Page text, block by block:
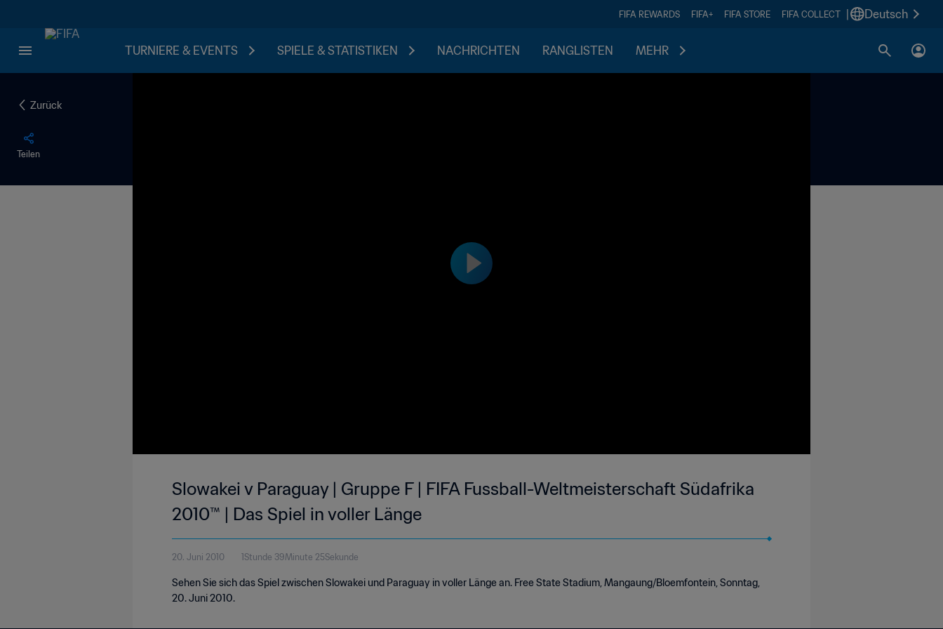
FIFA REWARDS FIFA+ FIFA STORE FIFA COLLECT Deutsch
TURNIERE & EVENTS SPIELE & STATISTIKEN NACHRICHTEN RANGLISTEN MEHR
Zurück
Teilen
Slowakei v Paraguay | Gruppe F | FIFA Fussball-Weltmeisterschaft Südafrika
2010™ | Das Spiel in voller Länge
20. Juni 2010 1Stunde 39Minute 25Sekunde
Sehen Sie sich das Spiel zwischen Slowakei und Paraguay in voller Länge an. Free State Stadium, Mangaung/Bloemfontein, Sonntag,
20. Juni 2010.